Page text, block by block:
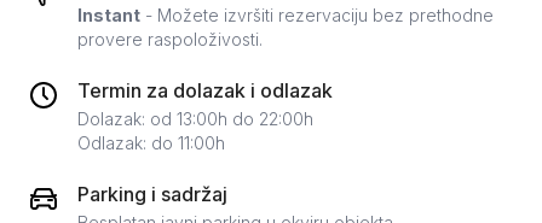
Instant - Možete izvršiti rezervaciju bez prethodne
provere raspoloživosti.
Termin za dolazak i odlazak
Dolazak: od 13:00h do 22:00h
Odlazak: do 11:00h
Parking i sadržaj